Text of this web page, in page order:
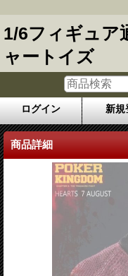
1/6フィギュア
ャートイズ
ログイン 新規
商品詳細